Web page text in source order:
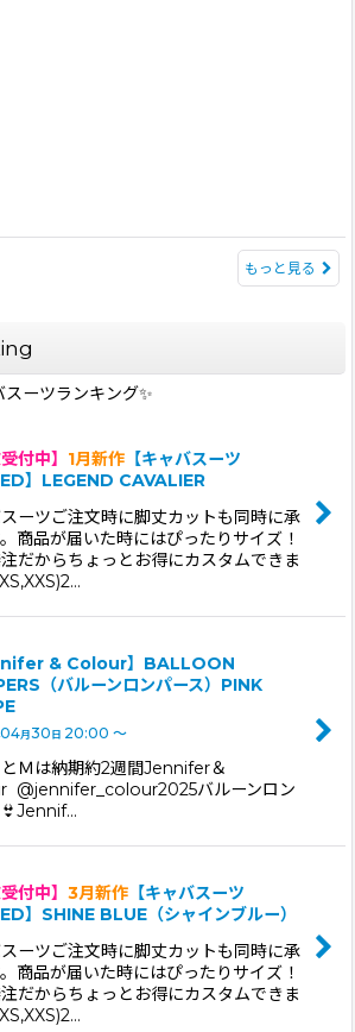
もっと見る
ーツランキング✨
付中】 1月新作 【キャバスーツ
】LEGEND CAVALIER
ーツご注文時に脚丈カットも同時に承
商品が届いた時にはぴったりサイズ！
だからちょっとお得にカスタムできま
& Colour】BALLOON
（バルーンロンパース）PINK
04月30日 20:00 ～
Ｍは納期約2週間Jennifer＆
@jennifer_colour2025バルーンロン
付中】 3月新作 【キャバスーツ
】SHINE BLUE（シャインブルー）
ーツご注文時に脚丈カットも同時に承
商品が届いた時にはぴったりサイズ！
だからちょっとお得にカスタムできま